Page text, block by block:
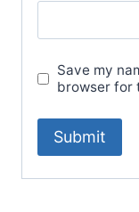
Save my
browser for